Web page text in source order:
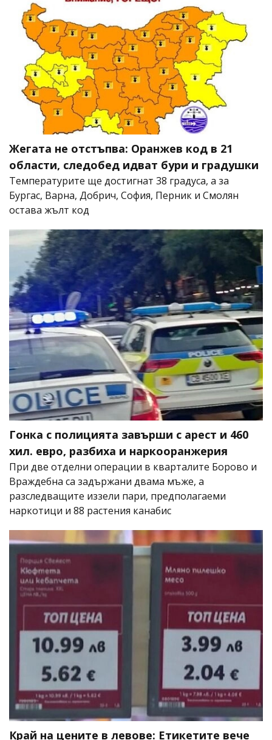
Жегата не отстъпва: Оранжев код в 21
области, следобед идват бури и градушки
Температурите ще достигнат 38 градуса, а за
Бургас, Варна, Добрич, София, Перник и Смолян
остава жълт код
Гонка с полицията завърши с арест и 460
хил. евро, разбиха и наркооранжерия
При две отделни операции в кварталите Борово и
Враждебна са задържани двама мъже, а
разследващите иззели пари, предполагаеми
наркотици и 88 растения канабис
Край на цените в левове: Етикетите вече